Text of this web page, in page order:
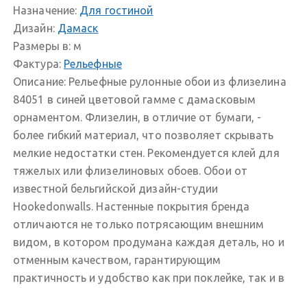
Назначение: Для гостиной
Дизайн: Дамаск
Размеры в: м
Фактура: Рельефные
Описание:Рельефные рулонные обои из флизелина
84051 в синей цветовой гамме с дамасковым
орнаментом. Флизелин, в отличие от бумаги, -
более гибкий материал, что позволяет скрывать
мелкие недостатки стен. Рекомендуется клей для
тяжелых или флизелиновых обоев. Обои от
известной бельгийской дизайн-студии
Hookedonwalls. Настенные покрытия бренда
отличаются не только потрясающим внешним
видом, в котором продумана каждая деталь, но и
отменным качеством, гарантирующим
практичность и удобство как при поклейке, так и в